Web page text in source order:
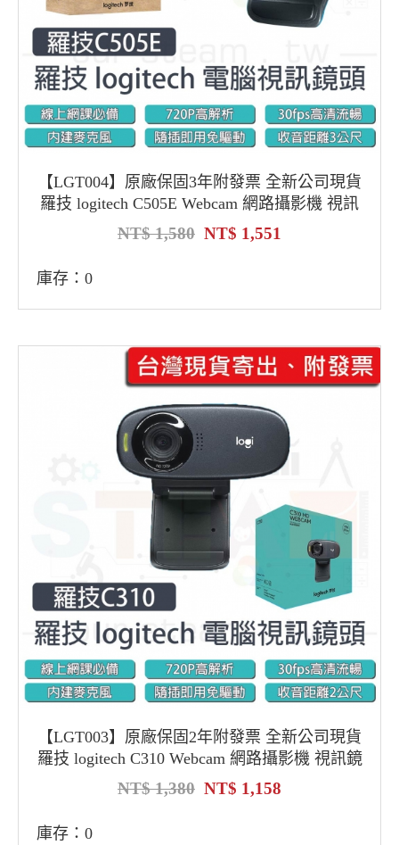
【LGT004】原廠保固3年附發票 全新公司現貨
羅技 logitech C505E Webcam 網路攝影機 視訊
鏡頭麥克風
1,580 1,551
庫存：0
【LGT003】原廠保固2年附發票 全新公司現貨
羅技 logitech C310 Webcam 網路攝影機 視訊鏡
頭麥克風
1,380 1,158
庫存：0